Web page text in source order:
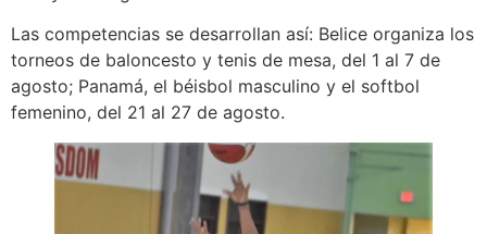
Las competencias se desarrollan así: Belice organiza los
torneos de baloncesto y tenis de mesa, del 1 al 7 de
agosto; Panamá, el béisbol masculino y el softbol
femenino, del 21 al 27 de agosto.